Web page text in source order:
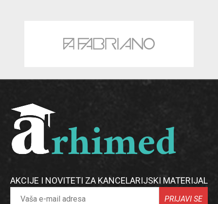
AKCIJE I NOVITETI ZA KANCELARIJSKI MATERIJAL
PRIJAVI SE